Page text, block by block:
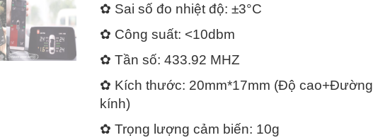
✿ Sai số đo nhiệt độ: ±3°C
✿ Công suất: <10dbm
✿ Tần số: 433.92 MHZ
✿ Kích thước: 20mm*17mm (Độ cao+Đường
kính)
✿ Trọng lượng cảm biến: 10g